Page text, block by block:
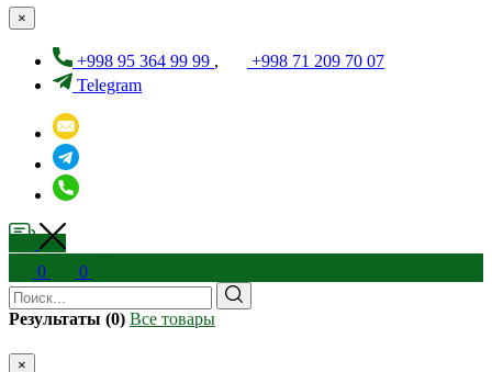
×
+998 95 364 99 99 ,
+998 71 209 70 07
Telegram
0 0
Результаты (0) Все товары
×